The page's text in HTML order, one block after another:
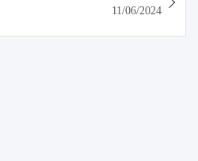
11/06/2024